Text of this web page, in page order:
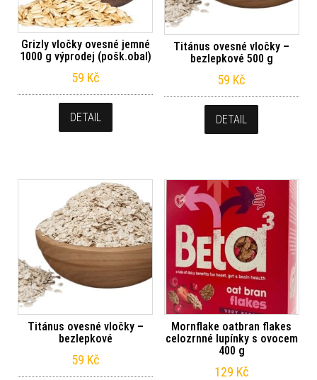
Grizly vločky ovesné jemné
1000 g výprodej (pošk.obal)
59 Kč
DETAIL
Titánus ovesné vločky –
bezlepkové 500 g
59 Kč
DETAIL
Titánus ovesné vločky –
bezlepkové
59 Kč
Mornflake oatbran flakes
celozrnné lupínky s ovocem
400 g
129 Kč